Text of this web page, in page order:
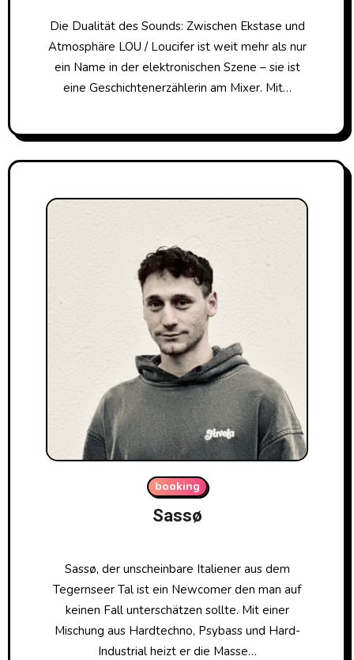
Die Dualität des Sounds: Zwischen Ekstase und
Atmosphäre LOU / Loucifer ist weit mehr als nur
ein Name in der elektronischen Szene – sie ist
eine Geschichtenerzählerin am Mixer. Mit…
booking
Sassø
Sassø, der unscheinbare Italiener aus dem
Tegernseer Tal ist ein Newcomer den man auf
keinen Fall unterschätzen sollte. Mit einer
Mischung aus Hardtechno, Psybass und Hard-
Industrial heizt er die Masse…